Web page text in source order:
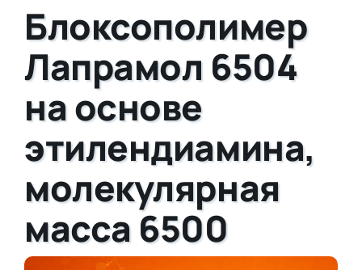
Блоксополимер
Лапрамол 6504
на основе
этилендиамина,
молекулярная
масса 6500